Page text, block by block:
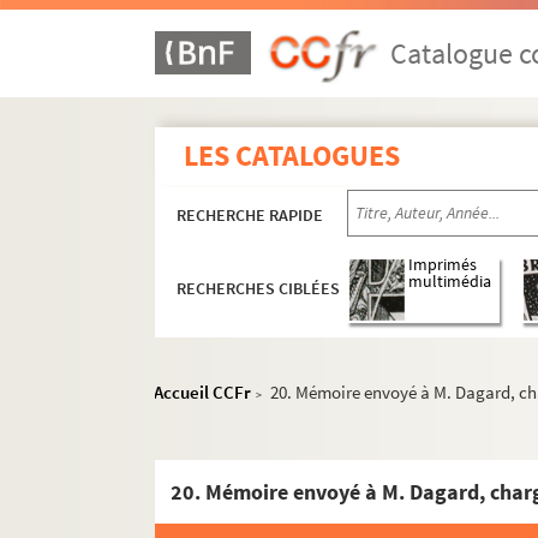
Catalogue
LES CATALOGUES
RECHERCHE RAPIDE
RECHERCHES CIBLÉES
Imprimés
multimédia
Accueil CCFr > 20. Mémoire envoyé à M. Dagard,